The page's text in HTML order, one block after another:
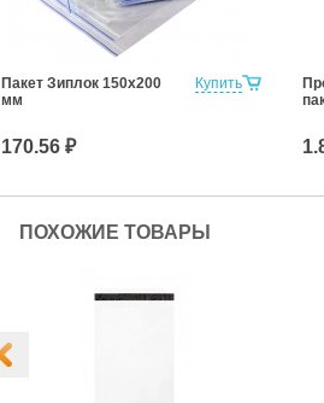
Купить
Пакет Зиплок 150х200
мм
170.56 ₽
ПОХОЖИЕ ТОВАРЫ